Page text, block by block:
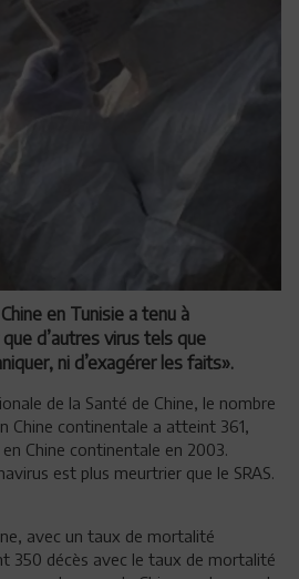
en Tunisie a tenu à
d’autres virus tels que
ni d’exagérer les faits».
de la Santé de Chine, le nombre
Chine continentale a atteint 361,
Chine continentale en 2003.
est plus meurtrier que le SRAS.
avec un taux de mortalité
350 décès avec le taux de mortalité